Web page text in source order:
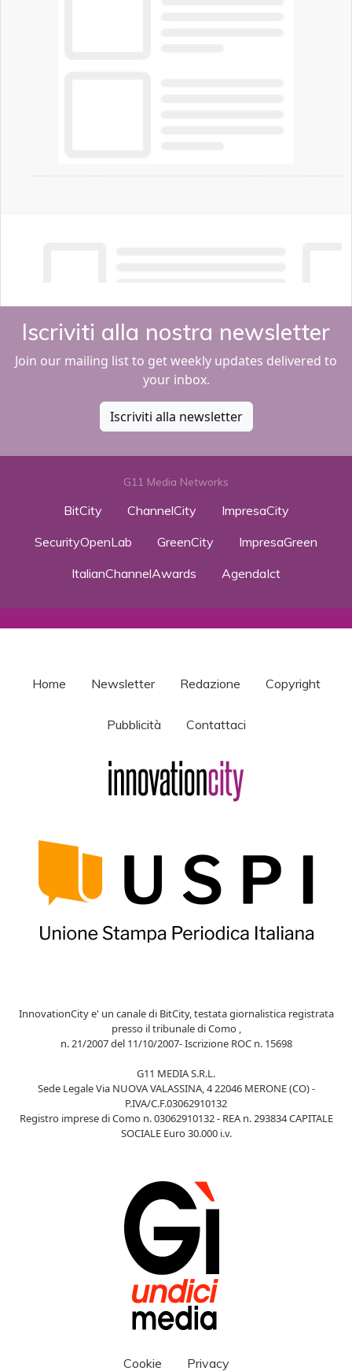
Iscriviti alla nostra newsletter
Join our mailing list to get weekly updates delivered to
your inbox.
Iscriviti alla newsletter
G11 Media Networks
BitCity ChannelCity
ImpresaCity
SecurityOpenLab
GreenCity
ImpresaGreen
ItalianChannelAwards
AgendaIct
Home Newsletter Redazione Copyright
Pubblicità Contattaci
InnovationCity e' un canale di BitCity, testata giornalistica registrata
presso il tribunale di Como ,
n. 21/2007 del 11/10/2007- Iscrizione ROC n. 15698
G11 MEDIA S.R.L.
Sede Legale Via NUOVA VALASSINA, 4 22046 MERONE (CO) -
P.IVA/C.F.03062910132
Registro imprese di Como n. 03062910132 - REA n. 293834 CAPITALE
SOCIALE Euro 30.000 i.v.
Cookie Privacy